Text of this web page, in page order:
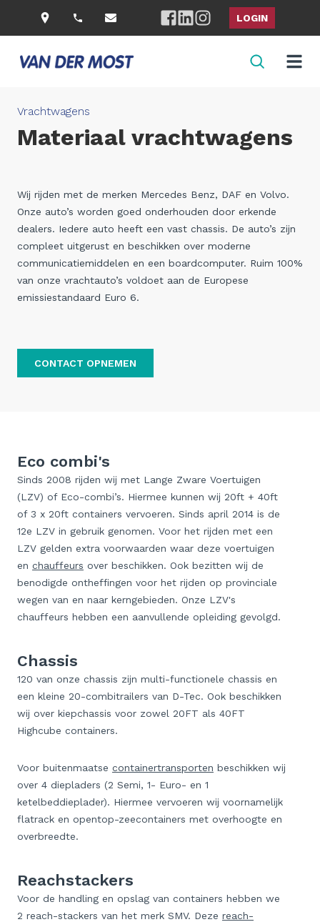
LOGIN
Vrachtwagens
Materiaal vrachtwagens
Wij rijden met de merken Mercedes Benz, DAF en Volvo.
Onze auto’s worden goed onderhouden door erkende
dealers. Iedere auto heeft een vast chassis. De auto’s zijn
compleet uitgerust en beschikken over moderne
communicatiemiddelen en een boardcomputer. Ruim 100%
van onze vrachtauto’s voldoet aan de Europese
emissiestandaard Euro 6.
CONTACT OPNEMEN
Eco combi's
Sinds 2008 rijden wij met Lange Zware Voertuigen
(LZV) of Eco-combi’s. Hiermee kunnen wij 20ft + 40ft
of 3 x 20ft containers vervoeren. Sinds april 2014 is de
12e LZV in gebruik genomen. Voor het rijden met een
LZV gelden extra voorwaarden waar deze voertuigen
en chauffeurs over beschikken. Ook bezitten wij de
benodigde ontheffingen voor het rijden op provinciale
wegen van en naar kerngebieden. Onze LZV's
chauffeurs hebben een aanvullende opleiding gevolgd.
Chassis
120 van onze chassis zijn multi-functionele chassis en
een kleine 20-combitrailers van D-Tec. Ook beschikken
wij over kiepchassis voor zowel 20FT als 40FT
Highcube containers.
Voor buitenmaatse containertransporten beschikken wij
over 4 diepladers (2 Semi, 1- Euro- en 1
ketelbeddieplader). Hiermee vervoeren wij voornamelijk
flatrack en opentop-zeecontainers met overhoogte en
overbreedte.
Reachstackers
Voor de handling en opslag van containers hebben we
2 reach-stackers van het merk SMV. Deze reach-